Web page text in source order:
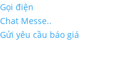
Gọi điện
Chat Messe..
Gửi yêu cầu báo giá